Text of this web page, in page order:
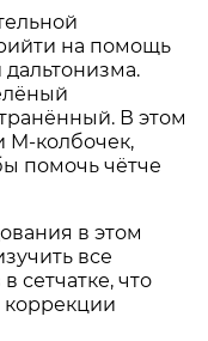
на помощь
В этом
M-колбочек,
помочь чётче
в этом
все
сетчатке, что